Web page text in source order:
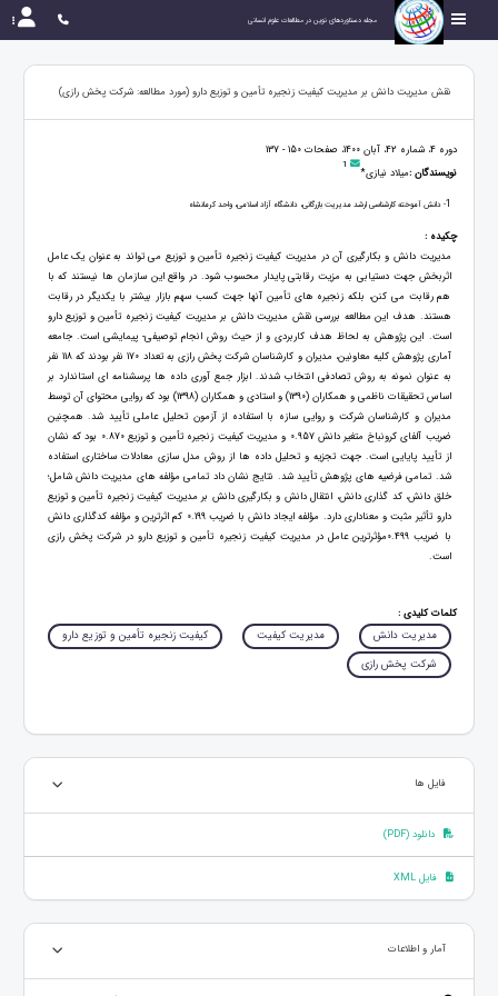
مجله دستاوردهای نوین در مطالعات علوم انسانی
نقش مدیریت دانش بر مدیریت کیفیت زنجیره تأمین و توزیع دارو (مورد مطالعه: شرکت پخش رازی)
دوره 4، شماره 42، آبان 1400، صفحات 150 - 137
نویسندگان :میلاد نیازی* 1
1- دانش آموخته کارشناسی ارشد مدیریت بازرگانی، دانشگاه آزاد اسلامی، واحد کرمانشاه
چکیده :
مدیریت دانش و بکارگیری آن در مدیریت کیفیت زنجیره تأمین و توزیع می تواند به عنوان یک عامل
اثربخش جهت دستیابی به مزیت رقابتی پایدار محسوب شود. در واقع این سازمان ها نیستند که با
هم رقابت می کنن، بلکه زنجیره های تأمین آنها جهت کسب سهم بازار بیشتر با یکدیگر در رقابت
هستند. هدف این مطالعه بررسی نقش مدیریت دانش بر مدیریت کیفیت زنجیره تأمین و توزیع دارو
است. این پژوهش به لحاظ هدف کاربردی و از حیث روش انجام توصیفی- پیمایشی است. جامعه
آماری پژوهش کلیه معاونین، مدیران و کارشناسان شرکت پخش رازی به تعداد 170 نفر بودند که 118 نفر
به عنوان نمونه به روش تصادفی انتخاب شدند. ابزار جمع آوری داده ها پرسشنامه ای استاندارد بر
اساس تحقیقات ناظمی و همکاران (1390) و استادی و همکاران (1398) بود که روایی محتوای آن توسط
مدیران و کارشناسان شرکت و روایی سازه با استفاده از آزمون تحلیل عاملی تأیید شد. همچنین
ضریب آلفای کرونباخ متغیر دانش 0.957 و مدیریت کیفیت زنجیره تأمین و توزیع 0.870 بود که نشان
از تأیید پایایی است. جهت تجزیه و تحلیل داده ها از روش مدل سازی معادلات ساختاری استفاده
شد. تمامی فرضیه های پژوهش تأیید شد. نتایج نشان داد تمامی مؤلفه های مدیریت دانش شامل؛
خلق دانش، کد گذاری دانش، انتقال دانش و بکارگیری دانش بر مدیریت کیفیت زنجیره تأمین و توزیع
دارو تأثیر مثبت و معناداری دارد. مؤلفه ایجاد دانش با ضریب 0.199 کم اثرترین و مؤلفه کدگذاری دانش
با ضریب 0.499مؤثرترین عامل در مدیریت کیفیت زنجیره تأمین و توزیع دارو در شرکت پخش رازی
است.
کلمات کلیدی :
مدیریت دانش مدیریت کیفیت
کیفیت زنجیره تأمین و توزیع دارو
شرکت پخش رازی
فایل ها
دانلود (PDF)
فایل XML
آمار و اطلاعات